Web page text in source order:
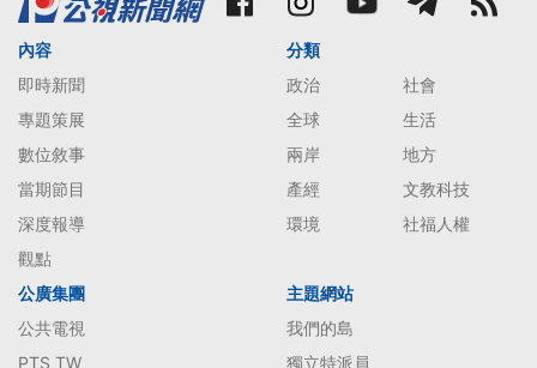
內容
即時新聞
專題策展
數位敘事
當期節目
深度報導
觀點
分類
政治
社會
全球
生活
兩岸
地方
產經
文教科技
環境
社福人權
公廣集團
公共電視
PTS TW
主題網站
我們的島
獨立特派員